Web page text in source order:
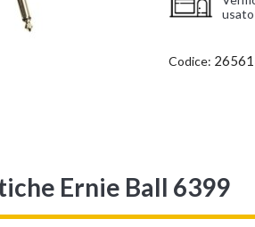
Codice:
Ernie Ball 6399